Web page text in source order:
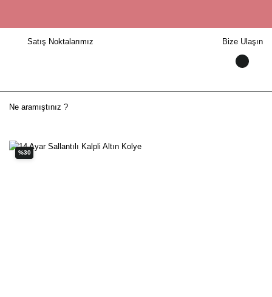
Satış Noktalarımız Bize Ulaşın
%30